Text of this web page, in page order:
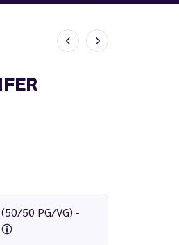
(50/50 PG/VG) -